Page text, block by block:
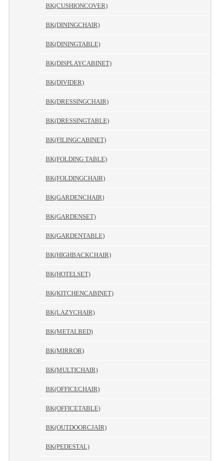
BK(CUSHIONCOVER)
BK(DININGCHAIR)
BK(DININGTABLE)
BK(DISPLAYCABINET)
BK(DIVIDER)
BK(DRESSINGCHAIR)
BK(DRESSINGTABLE)
BK(FILINGCABINET)
BK(FOLDING TABLE)
BK(FOLDINGCHAIR)
BK(GARDENCHAIR)
BK(GARDENSET)
BK(GARDENTABLE)
BK(HIGHBACKCHAIR)
BK(HOTELSET)
BK(KITCHENCABINET)
BK(LAZYCHAIR)
BK(METALBED)
BK(MIRROR)
BK(MULTICHAIR)
BK(OFFICECHAIR)
BK(OFFICETABLE)
BK(OUTDOORCJAIR)
BK(PEDESTAL)